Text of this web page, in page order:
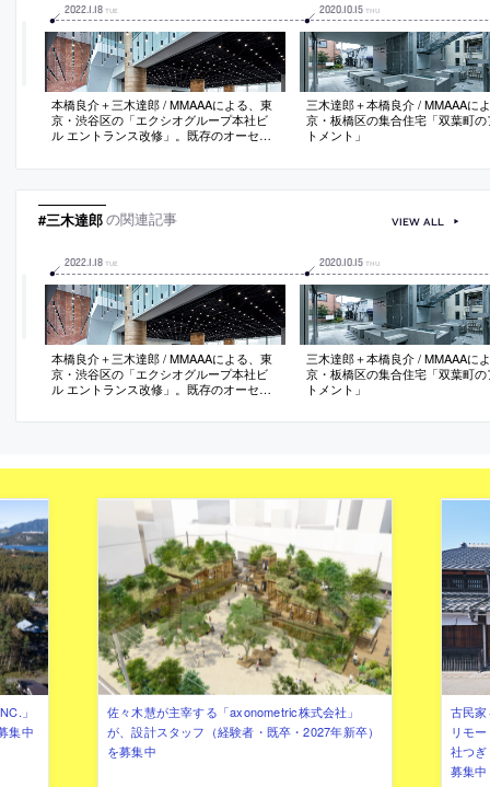
2022.1 18 TUE
本橋良介＋三木達郎 / MMAAAによる、東
京・渋谷区の「エクシオグループ本社ビ
ル エントランス改修」。既存のオーセン
800灯の照明と直径7mの人造大理石の円
ットな光環境を生み出し今迄には無い“お
おらかさ”の獲得を目指す
2020.10.15 THU
三木達郎＋本橋良介 / MMAAAに
京・板橋区の集合住宅「双葉町の
トメント」
#三木達郎の関連記事
2022.1 18 TUE
本橋良介＋三木達郎 / MMAAAによる、東
京・渋谷区の「エクシオグループ本社ビ
ル エントランス改修」。既存のオーセン
800灯の照明と直径7mの人造大理石の円
おらかさ”の獲得を目指す
2020.10.15 THU
三木達郎＋本橋良介 / MMAAAに
京・板橋区の集合住宅「双葉町の
トメント」
VIEW ALL
」
集中
佐々木慧が主宰する「axonometric株式会社」
が、設計スタッフ（経験者・既卒・2027年新卒）
を募集中
古民
リモ
社つ
募集中